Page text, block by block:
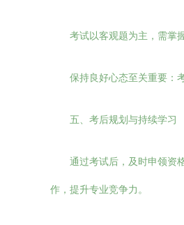
考试以客观题为主，需掌
保持良好心态至关重要：
五、考后规划与持续学习
通过考试后，及时申领资
作，提升专业竞争力。